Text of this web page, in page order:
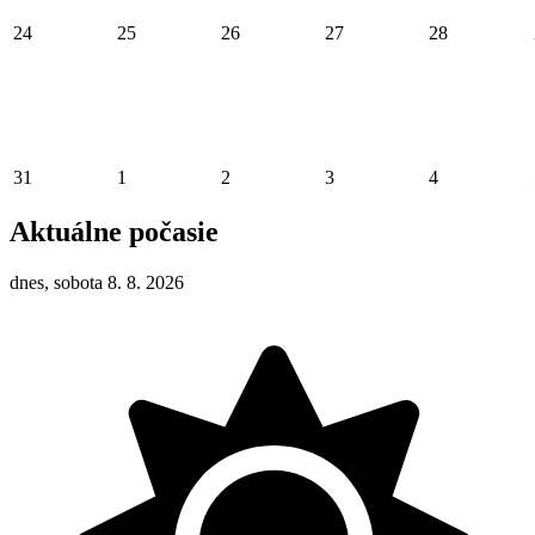
24 25 26 27 28
31 1 2 3 4
Aktuálne počasie
dnes, sobota 8. 8. 2026